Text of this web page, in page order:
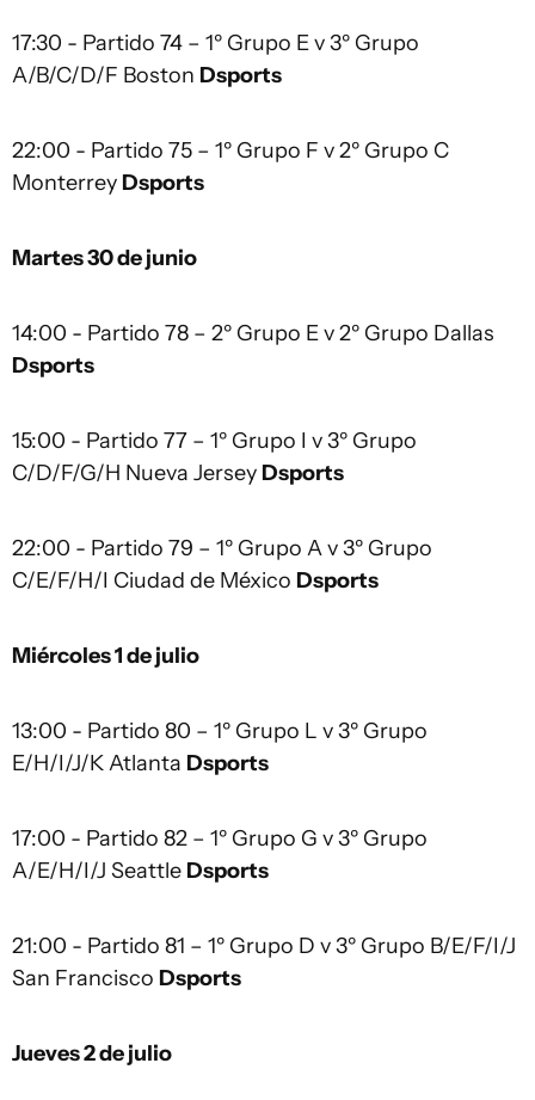
17:30 - Partido 74 – 1º Grupo E v 3º Grupo
A/B/C/D/F Boston Dsports
22:00 - Partido 75 – 1º Grupo F v 2º Grupo C
Monterrey Dsports
Martes 30 de junio
14:00 - Partido 78 – 2º Grupo E v 2º Grupo Dallas
Dsports
15:00 - Partido 77 – 1º Grupo I v 3º Grupo
C/D/F/G/H Nueva Jersey Dsports
22:00 - Partido 79 – 1º Grupo A v 3º Grupo
C/E/F/H/I Ciudad de México Dsports
Miércoles 1 de julio
13:00 - Partido 80 – 1º Grupo L v 3º Grupo
E/H/I/J/K Atlanta Dsports
17:00 - Partido 82 – 1º Grupo G v 3º Grupo
A/E/H/I/J Seattle Dsports
21:00 - Partido 81 – 1º Grupo D v 3º Grupo B/E/F/I/J
San Francisco Dsports
Jueves 2 de julio